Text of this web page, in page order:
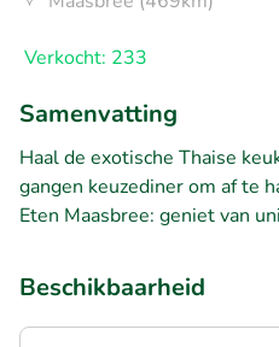
Verkocht: 233
Samenvatting
Haal de exotische Thaise
gangen keuzediner om af te
Eten Maasbree: geniet van
Beschikbaarheid